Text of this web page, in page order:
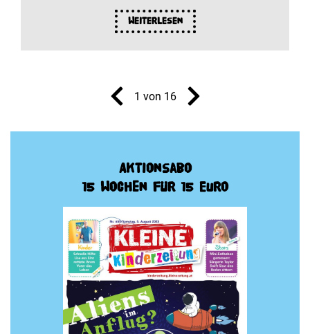
Weiterlesen
1 von 16
Aktionsabo
15 Wochen für 15 Euro